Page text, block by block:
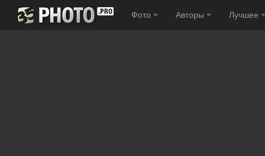
Фото Авторы Лучшее